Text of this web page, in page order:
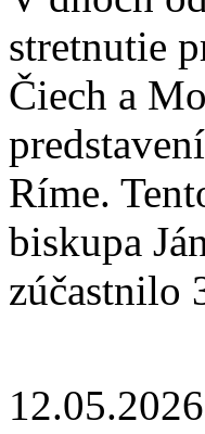
stretnutie
Čiech a
Ríme.
biskupa
zúčastnilo
12.05.2026